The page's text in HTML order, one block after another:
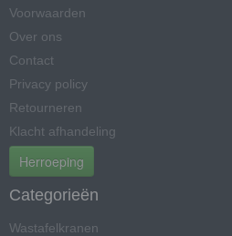
Voorwaarden
Over ons
Contact
Privacy policy
Retourneren
Klacht afhandeling
Herroeping
Categorieën
Wastafelkranen